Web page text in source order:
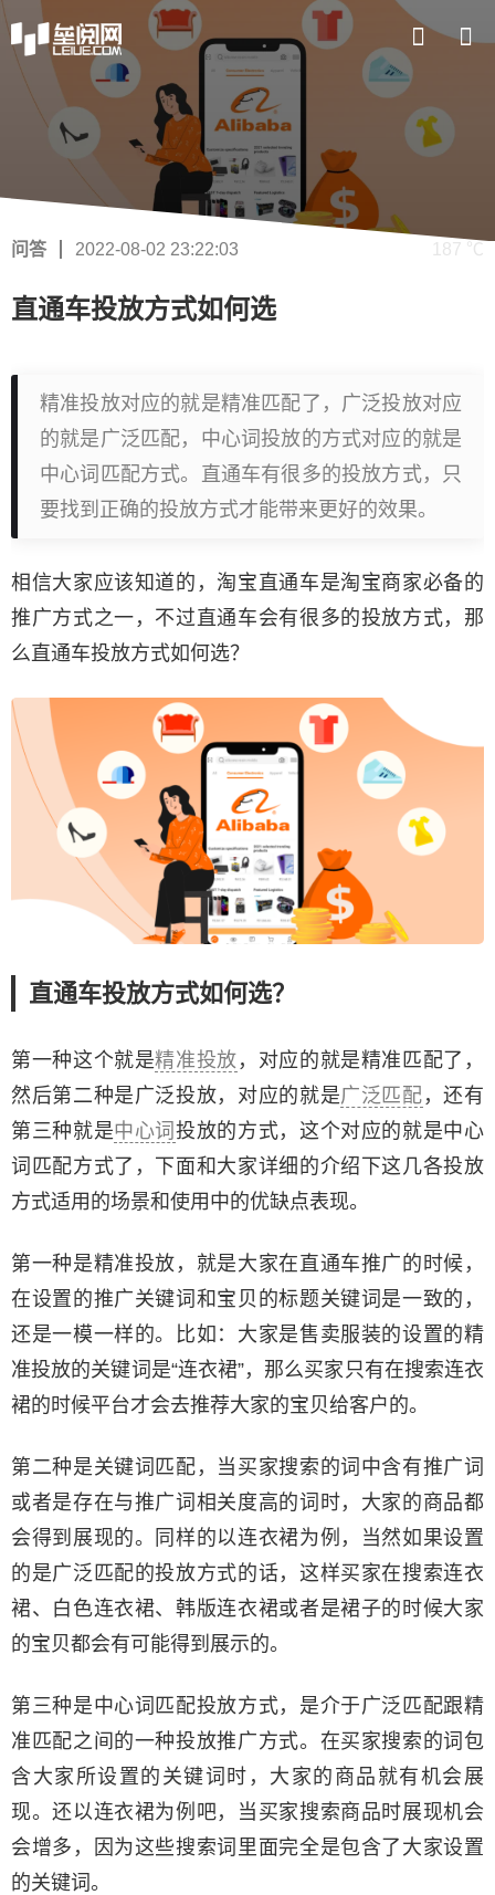
问答 2022-08-02 23:22:03 187 ℃
直通车投放方式如何选
精准投放对应的就是精准匹配了，广泛投放对应
的就是广泛匹配，中心词投放的方式对应的就是
中心词匹配方式。直通车有很多的投放方式，只
要找到正确的投放方式才能带来更好的效果。
相信大家应该知道的，淘宝直通车是淘宝商家必备的
推广方式之一，不过直通车会有很多的投放方式，那
么直通车投放方式如何选？
直通车投放方式如何选？
第一种这个就是精准投放 ，对应的就是精准匹配了，
然后第二种是广泛投放，对应的就是广泛匹配 ，还有
第三种就是中心词投放的方式，这个对应的就是中心
词匹配方式了，下面和大家详细的介绍下这几各投放
方式适用的场景和使用中的优缺点表现。
第一种是精准投放，就是大家在直通车推广的时候，
在设置的推广关键词和宝贝的标题关键词是一致的，
还是一模一样的。比如：大家是售卖服装的设置的精
准投放的关键词是“连衣裙”，那么买家只有在搜索连衣
裙的时候平台才会去推荐大家的宝贝给客户的。
第二种是关键词匹配，当买家搜索的词中含有推广词
或者是存在与推广词相关度高的词时，大家的商品都
会得到展现的。同样的以连衣裙为例，当然如果设置
的是广泛匹配的投放方式的话，这样买家在搜索连衣
裙、白色连衣裙、韩版连衣裙或者是裙子的时候大家
的宝贝都会有可能得到展示的。
第三种是中心词匹配投放方式，是介于广泛匹配跟精
准匹配之间的一种投放推广方式。在买家搜索的词包
含大家所设置的关键词时，大家的商品就有机会展
现。还以连衣裙为例吧，当买家搜索商品时展现机会
会增多，因为这些搜索词里面完全是包含了大家设置
的关键词。